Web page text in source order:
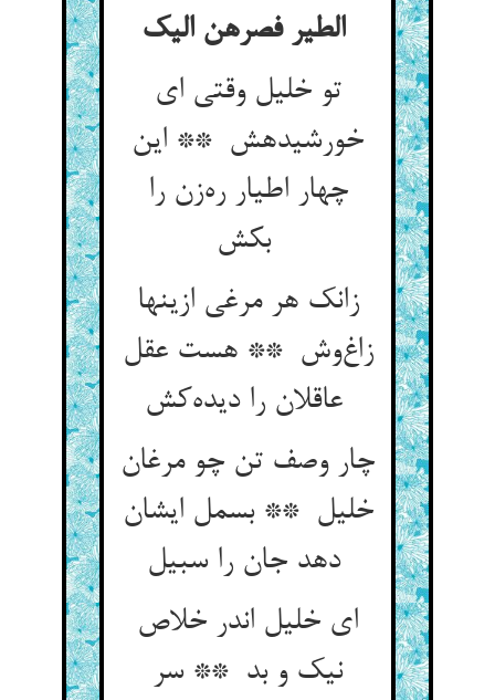
الطیر فصرهن الیک
تو خلیل وقتی ای
خورشیدهش ** این
چهار اطیار ره‌زن را
بکش
زانک هر مرغی ازینها
زاغ‌وش ** هست عقل
عاقلان را دیده‌کش
چار وصف تن چو مرغان
خلیل ** بسمل ایشان
دهد جان را سبیل
ای خلیل اندر خلاص
نیک و بد ** سر